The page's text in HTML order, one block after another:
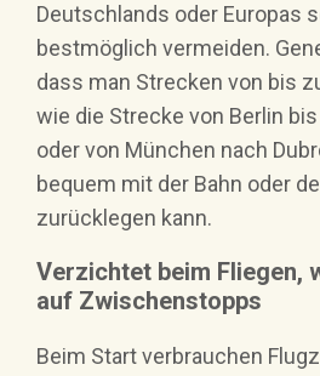
Deutschlands oder Europas
bestmöglich vermeiden.
dass man Strecken von bis
wie die Strecke von Berlin
oder von München nach
bequem mit der Bahn oder
zurücklegen kann.
Verzichtet beim Fliegen,
auf Zwischenstopps
Beim Start verbrauchen